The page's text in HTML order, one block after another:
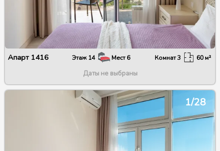
Апарт 1416 Этаж 14 Мест6 Комнат3 60м²
Даты не выбраны
1/28